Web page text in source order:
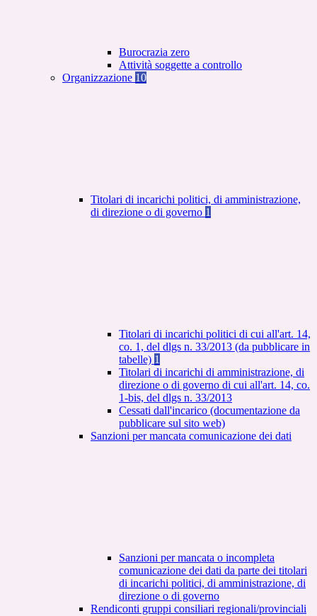
Burocrazia zero
Attività soggette a controllo
Organizzazione 10
Titolari di incarichi politici, di amministrazione,
di direzione o di governo 1
Titolari di incarichi politici di cui all'art. 14,
co. 1, del dlgs n. 33/2013 (da pubblicare in
tabelle) 1
Titolari di incarichi di amministrazione, di
direzione o di governo di cui all'art. 14, co.
1-bis, del dlgs n. 33/2013
Cessati dall'incarico (documentazione da
pubblicare sul sito web)
Sanzioni per mancata comunicazione dei dati
Sanzioni per mancata o incompleta
comunicazione dei dati da parte dei titolari
di incarichi politici, di amministrazione, di
direzione o di governo
Rendiconti gruppi consiliari regionali/provinciali